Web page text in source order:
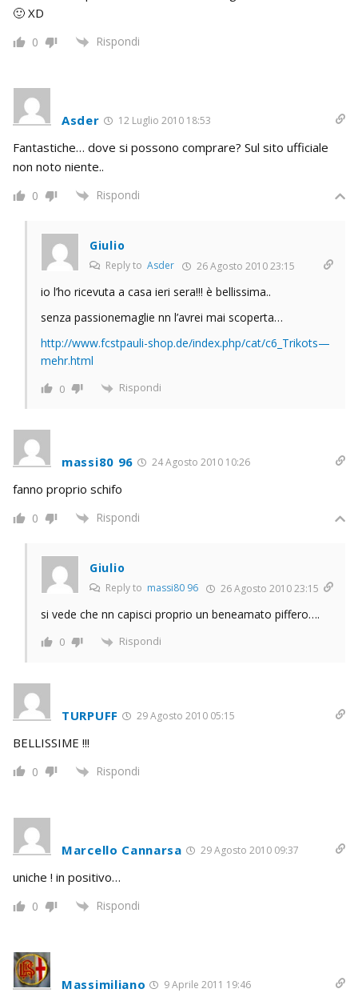
🙂 XD
0 Rispondi
Asder 12 Luglio 2010 18:53
Fantastiche… dove si possono comprare? Sul sito ufficiale
non noto niente..
0 Rispondi
Giulio
Reply to Asder 26 Agosto 2010 23:15
io l’ho ricevuta a casa ieri sera!!! è bellissima..
senza passionemaglie nn l’avrei mai scoperta…
http://www.fcstpauli-shop.de/index.php/cat/c6_Trikots—
mehr.html
0 Rispondi
massi80 96 24 Agosto 2010 10:26
fanno proprio schifo
0 Rispondi
Giulio
Reply to massi80 96 26 Agosto 2010 23:15
si vede che nn capisci proprio un beneamato piffero….
0 Rispondi
TURPUFF 29 Agosto 2010 05:15
BELLISSIME !!!
0 Rispondi
Marcello Cannarsa 29 Agosto 2010 09:37
uniche ! in positivo…
0 Rispondi
Massimiliano 9 Aprile 2011 19:46